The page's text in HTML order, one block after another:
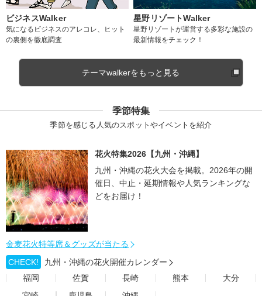
ビジネスWalker
気になるビジネスのアレコレ、ヒット
の裏側を徹底調査
星野リゾートWalker
星野リゾートが運営する多彩な施設の
最新情報をチェック！
テーマwalkerをもっと見る
季節特集
季節を感じる人気のスポットやイベントを紹介
花火特集2026【九州・沖縄】
九州・沖縄の花火大会を掲載。2026年の開
催日、中止・延期情報や人気ランキングな
どをお届け！
金麦花火特等席＆グッズが当たる
CHECK!
九州・沖縄の花火開催カレンダー
福岡
佐賀 長崎 熊本
大分